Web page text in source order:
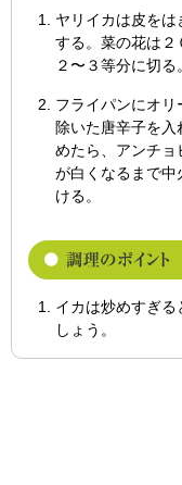
ヤリイカは皮を
する。菜の花は２
２〜３等分に切る。
フライパンにオ
除いた唐辛子を
めたら、アンチョ
が白くなるまで中
ける。
イカは炒めすぎる
しょう。